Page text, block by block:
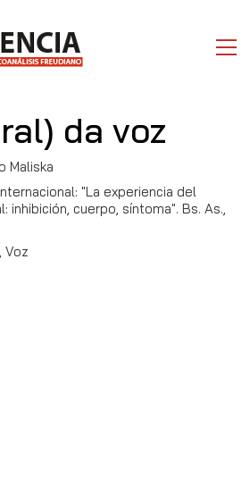
da voz
Maliska
"La experiencia del
inhibición, cuerpo, síntoma". Bs. As.,
Voz